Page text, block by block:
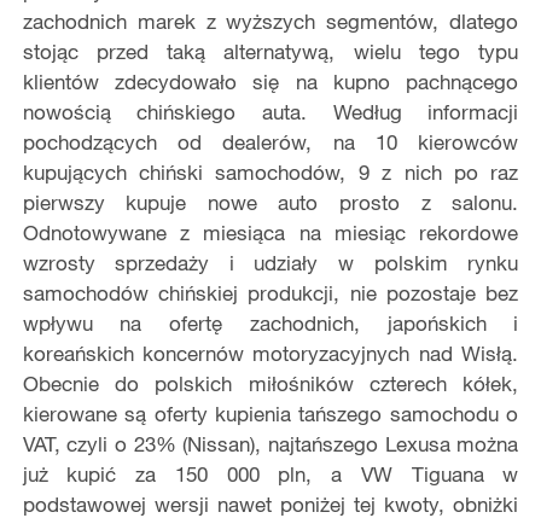
zachodnich marek z wyższych segmentów, dlatego
stojąc przed taką alternatywą, wielu tego typu
klientów zdecydowało się na kupno pachnącego
nowością chińskiego auta. Według informacji
pochodzących od dealerów, na 10 kierowców
kupujących chiński samochodów, 9 z nich po raz
pierwszy kupuje nowe auto prosto z salonu.
Odnotowywane z miesiąca na miesiąc rekordowe
wzrosty sprzedaży i udziały w polskim rynku
samochodów chińskiej produkcji, nie pozostaje bez
wpływu na ofertę zachodnich, japońskich i
koreańskich koncernów motoryzacyjnych nad Wisłą.
Obecnie do polskich miłośników czterech kółek,
kierowane są oferty kupienia tańszego samochodu o
VAT, czyli o 23% (Nissan), najtańszego Lexusa można
już kupić za 150 000 pln, a VW Tiguana w
podstawowej wersji nawet poniżej tej kwoty, obniżki